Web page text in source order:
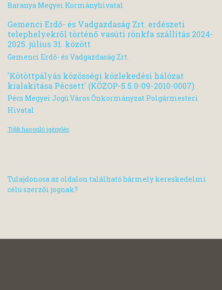
Baranya Megyei Kormányhivatal
Gemenci Erdő- és Vadgazdaság Zrt. erdészeti
telephelyekről történő vasúti rönkfa szállítás 2024-
2025. július 31. között
Gemenci Erdő- és Vadgazdaság Zrt.
'Kötöttpályás közösségi közlekedési hálózat
kialakítása Pécsett' (KÖZOP-5.5.0-09-2010-0007)
Pécs Megyei Jogú Város Önkormányzat Polgármesteri
Hivatal
Több hasonló igénylés
Tulajdonosa az oldalon található bármely kereskedelmi
célú szerzői jognak?